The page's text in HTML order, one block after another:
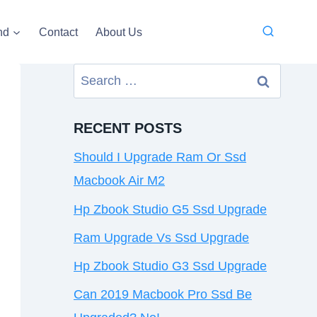
Contact About Us
Search
for:
RECENT POSTS
Should I Upgrade Ram Or Ssd
Macbook Air M2
Hp Zbook Studio G5 Ssd Upgrade
Ram Upgrade Vs Ssd Upgrade
Hp Zbook Studio G3 Ssd Upgrade
Can 2019 Macbook Pro Ssd Be